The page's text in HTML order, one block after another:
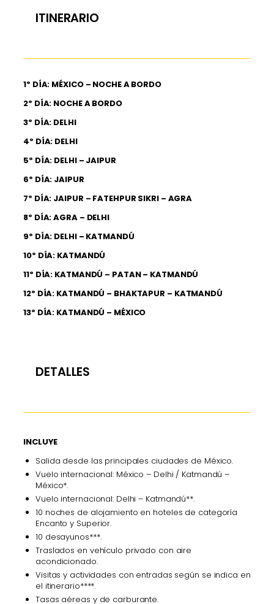
ITINERARIO
1º DÍA: MÉXICO – NOCHE A BORDO
2º DÍA: NOCHE A BORDO
3º DÍA: DELHI
4º DÍA: DELHI
5º DÍA: DELHI – JAIPUR
6º DÍA: JAIPUR
7º DÍA: JAIPUR – FATEHPUR SIKRI – AGRA
8º DÍA: AGRA – DELHI
9º DÍA: DELHI – KATMANDÚ
10º DÍA: KATMANDÚ
11º DÍA: KATMANDÚ – PATAN – KATMANDÚ
12º DÍA: KATMANDÚ – BHAKTAPUR – KATMANDÚ
13º DÍA: KATMANDÚ – MÉXICO
DETALLES
INCLUYE
Salida desde las principales ciudades de México.
Vuelo internacional: México – Delhi / Katmandú –
México*.
Vuelo internacional: Delhi – Katmandú**.
10 noches de alojamiento en hoteles de categoría
Encanto y Superior.
10 desayunos***.
Traslados en vehículo privado con aire
acondicionado.
Visitas y actividades con entradas según se indica en
el itinerario****.
Tasas aéreas y de carburante.